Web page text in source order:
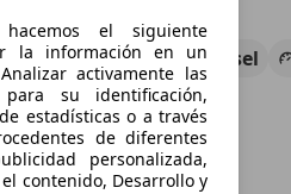
28.632 km Diésel
el siguiente
la información en un
activamente las
su identificación,
estadísticas o a través
de diferentes
personalizada,
contenido, Desarrollo y